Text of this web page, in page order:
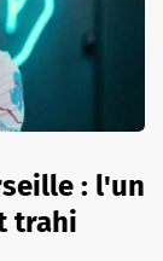
: l'un
trahi